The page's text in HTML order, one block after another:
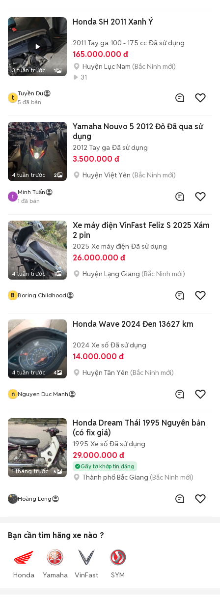
3 tuần trước 1
Honda SH 2011 Xanh Ý
2011 Tay ga 100 - 175 cc Đã sử dụng
165.000.000 đ
Huyện Lục Nam (Bắc Ninh mới)
31
t
Tuyền Du
5 đã bán
4 tuần trước 2
Yamaha Nouvo 5 2012 Đỏ Đã qua sử
dụng
2012 Tay ga Đã sử dụng
3.500.000 đ
Huyện Việt Yên (Bắc Ninh mới)
Minh Tuấn
1 đã bán
4 tuần trước 1
Xe máy điện VinFast Feliz S 2025 Xám
2 pin
2025 Xe máy điện Đã sử dụng
26.000.000 đ
Huyện Lạng Giang (Bắc Ninh mới)
B Boring Childhood
4 tuần trước 4
Honda Wave 2024 Đen 13627 km
2024 Xe số Đã sử dụng
14.000.000 đ
Huyện Tân Yên (Bắc Ninh mới)
n Nguyen Duc Manh
1 tháng trước 5
Honda Dream Thái 1995 Nguyên bản
(có fix giá)
1995 Xe số Đã sử dụng
29.000.000 đ
Giấy tờ khớp tin đăng
Thành phố Bắc Giang (Bắc Ninh mới)
Hoàng Long
Bạn cần tìm hãng xe nào ?
Honda Yamaha VinFast SYM